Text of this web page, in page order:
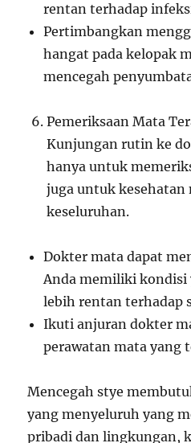
rentan terhadap
Pertimbangkan
hangat pada kelopak
mencegah
Pemeriksaan Mata
Kunjungan rutin ke
hanya untuk
juga untuk kesehatan
keseluruhan.
Dokter mata dapat
Anda memiliki kondisi
lebih rentan terhadap
Ikuti anjuran dokter
perawatan mata yang
Mencegah stye
yang menyeluruh yang
pribadi dan lingkungan,